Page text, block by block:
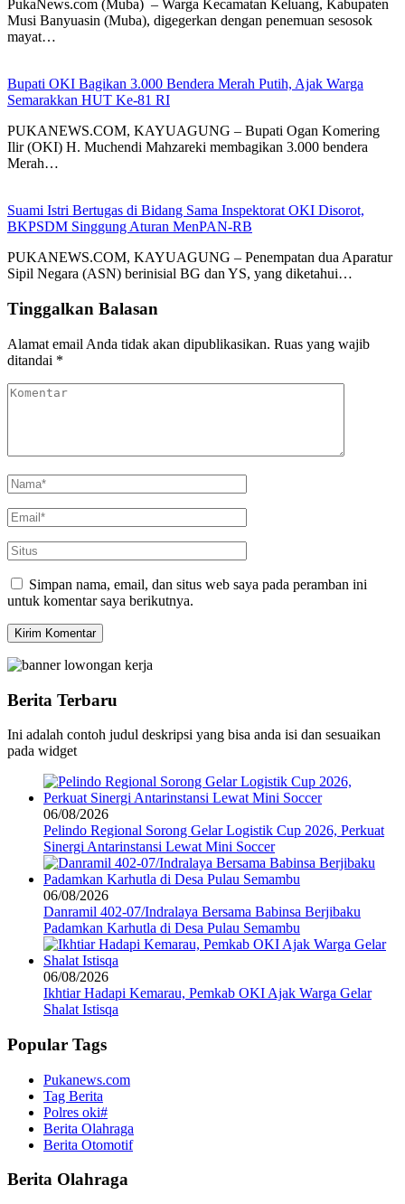
PukaNews.com (Muba) – Warga Kecamatan Keluang, Kabupaten
Musi Banyuasin (Muba), digegerkan dengan penemuan sesosok
mayat…
Bupati OKI Bagikan 3.000 Bendera Merah Putih, Ajak Warga
Semarakkan HUT Ke-81 RI
PUKANEWS.COM, KAYUAGUNG – Bupati Ogan Komering
Ilir (OKI) H. Muchendi Mahzareki membagikan 3.000 bendera
Merah…
Suami Istri Bertugas di Bidang Sama Inspektorat OKI Disorot,
BKPSDM Singgung Aturan MenPAN-RB
PUKANEWS.COM, KAYUAGUNG – Penempatan dua Aparatur
Sipil Negara (ASN) berinisial BG dan YS, yang diketahui…
Tinggalkan Balasan
Alamat email Anda tidak akan dipublikasikan. Ruas yang wajib
ditandai *
Simpan nama, email, dan situs web saya pada peramban ini
untuk komentar saya berikutnya.
Berita Terbaru
Ini adalah contoh judul deskripsi yang bisa anda isi dan sesuaikan
pada widget
06/08/2026
Pelindo Regional Sorong Gelar Logistik Cup 2026, Perkuat
Sinergi Antarinstansi Lewat Mini Soccer
06/08/2026
Danramil 402-07/Indralaya Bersama Babinsa Berjibaku
Padamkan Karhutla di Desa Pulau Semambu
06/08/2026
Ikhtiar Hadapi Kemarau, Pemkab OKI Ajak Warga Gelar
Shalat Istisqa
Popular Tags
Pukanews.com
Tag Berita
Polres oki#
Berita Olahraga
Berita Otomotif
Berita Olahraga